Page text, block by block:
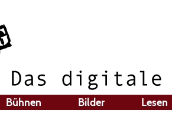
Bühnen Bilder Lesen